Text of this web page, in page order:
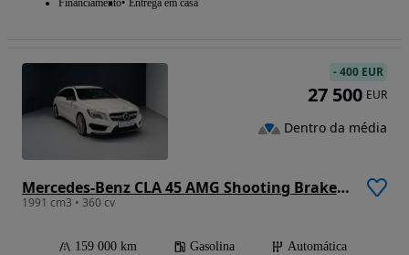
Financiamento Entrega em casa
Mercedes-Benz CLA 45 AMG Shooting Brake 4-Matic
1991 cm3 • 360 cv
159 000 km Gasolina
Automática
-400 EUR
27 500 EUR
Dentro da média